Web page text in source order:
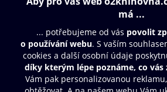
Obsah ke stažení
Moje O2 Knihovna
Další zábava